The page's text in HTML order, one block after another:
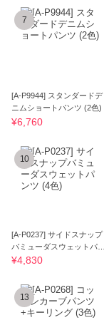
7
[A-P9944] スタンダードデ
ニムショートパンツ (2色)
¥6,760
10
[A-P0237] サイドスナップ
バミューダスウェットパン
ツ (4色)
¥4,830
13